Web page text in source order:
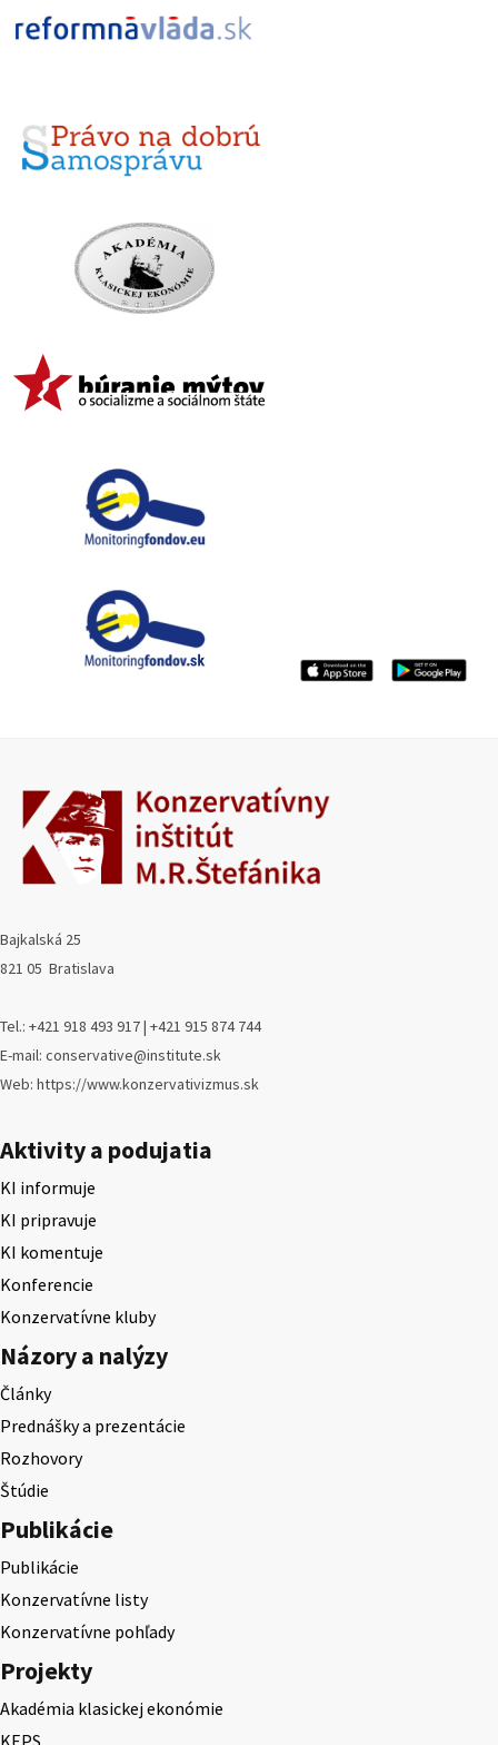
Bajkalská 25
821 05 Bratislava
Tel.: +421 918 493 917 | +421 915 874 744
E-mail: conservative@institute.sk
Web: https://www.konzervativizmus.sk
Aktivity a podujatia
KI informuje
KI pripravuje
KI komentuje
Konferencie
Konzervatívne kluby
Názory a nalýzy
Články
Prednášky a prezentácie
Rozhovory
Štúdie
Publikácie
Publikácie
Konzervatívne listy
Konzervatívne pohľady
Projekty
Akadémia klasickej ekonómie